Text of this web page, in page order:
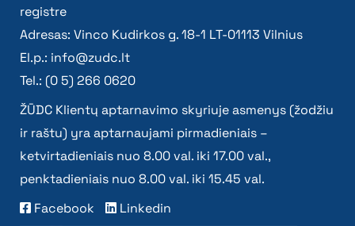
registre
Adresas: Vinco Kudirkos g. 18-1 LT-01113 Vilnius
El.p.: info@zudc.lt
Tel.: (0 5) 266 0620
ŽŪDC Klientų aptarnavimo skyriuje asmenys (žodžiu
ir raštu) yra aptarnaujami pirmadieniais –
ketvirtadieniais nuo 8.00 val. iki 17.00 val.,
penktadieniais nuo 8.00 val. iki 15.45 val.
Facebook
Linkedin